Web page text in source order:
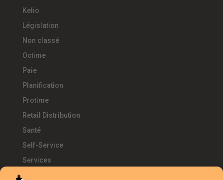
Kelio
Législation
Non classé
Octime
Paie
Planification
Protime
Retail Distribution
Santé
Self-Service
Services